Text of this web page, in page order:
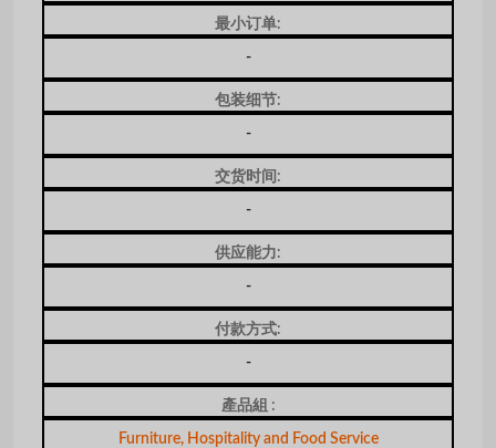
最小订单:
-
包装细节:
-
交货时间:
-
供应能力:
-
付款方式:
-
產品組 :
Furniture, Hospitality and Food Service